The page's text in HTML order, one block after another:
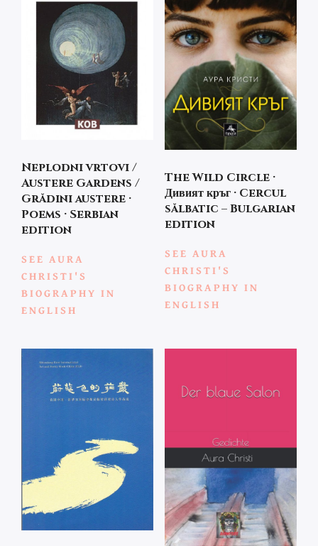
Neplodni vrtovi /
Austere Gardens /
Grădini austere ·
Poems · Serbian
edition
SEE AURA
CHRISTI'S
BIOGRAPHY IN
ENGLISH
The Wild Circle ·
Дивият кръг · Cercul
sălbatic – Bulgarian
edition
SEE AURA
CHRISTI'S
BIOGRAPHY IN
ENGLISH